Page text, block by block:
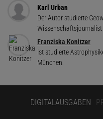
Karl Urban
Der Autor studierte
Wissenschaftsjournalist
Franziska Konitzer
ist studierte
München.
DIGITALAUSGABEN